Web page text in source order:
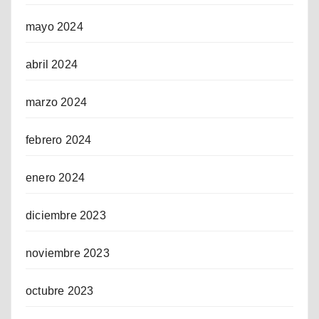
mayo 2024
abril 2024
marzo 2024
febrero 2024
enero 2024
diciembre 2023
noviembre 2023
octubre 2023